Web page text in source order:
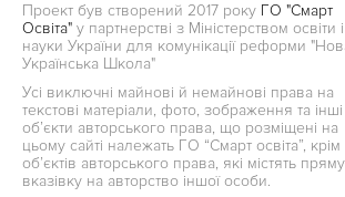
Проект був створений 2017 року ГО "Смарт
Освіта" у партнерстві з Міністерством освіти і
науки України для комунікації реформи
Українська Школа"
Усі виключні майнові й немайнові права на
текстові матеріали, фото, зображення та інші
об’єкти авторського права, що розміщені на
цьому сайті належать ГО “Смарт освіта”, крім
об’єктів авторського права, які містять пряму
вказівку на авторство іншої особи.